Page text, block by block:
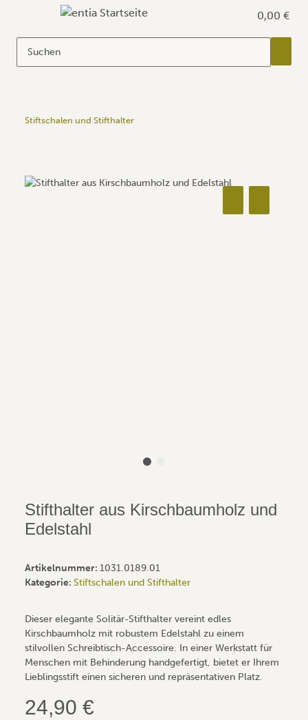
0,00 €
Stiftschalen und Stifthalter
Stifthalter aus Kirschbaumholz und
Edelstahl
Artikelnummer: 1031.0189.01
Kategorie: Stiftschalen und Stifthalter
Dieser elegante Solitär-Stifthalter vereint edles
Kirschbaumholz mit robustem Edelstahl zu einem
stilvollen Schreibtisch-Accessoire. In einer Werkstatt für
Menschen mit Behinderung handgefertigt, bietet er Ihrem
Lieblingsstift einen sicheren und repräsentativen Platz.
24,90 €